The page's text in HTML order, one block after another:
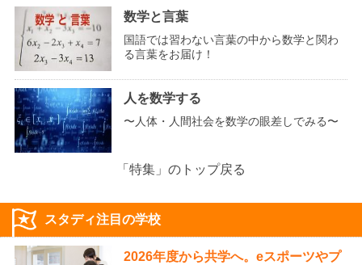
数学と言葉
国語では習わない言葉の中から数学と関わ
る言葉をお届け！
人を数学する
〜人体・人間社会を数学の眼差しでみる〜
「特集」のトップ戻る
スタディ注目の学校
2026年度から共学へ。eスポーツやプ